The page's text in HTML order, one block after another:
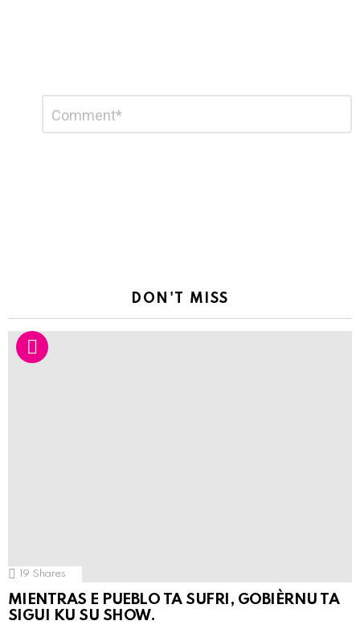
Reply
DON'T MISS
19 Shares
MIENTRAS E PUEBLO TA SUFRI, GOBIÈRNU TA
SIGUI KU SU SHOW.